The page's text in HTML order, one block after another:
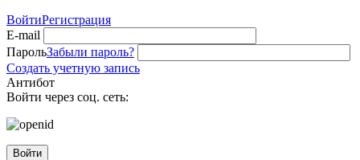
ВойтиРегистрация
E-mail
ПарольЗабыли пароль?
Создать учетную запись
Антибот
Войти через соц. сеть:
Войти